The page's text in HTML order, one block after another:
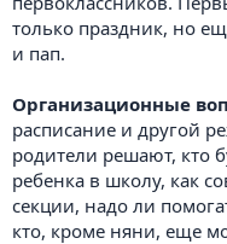
только праздник, но
и пап.
Организационные
расписание и другой
родители решают, кто
ребенка в школу, как
секции, надо ли
кто, кроме няни, еще